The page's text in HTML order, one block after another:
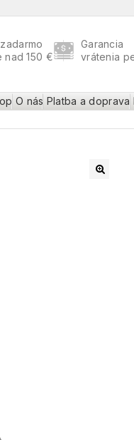
nad 150 €
Garancia
vrátenia
O nás Platba a doprava